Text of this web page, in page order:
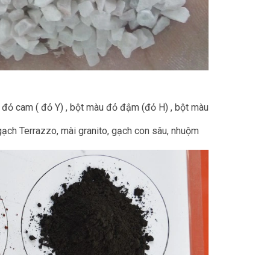
cam ( đỏ Y) , bột màu đỏ đậm (đỏ H) , bột màu
Terrazzo, mài granito, gạch con sâu, nhuộm